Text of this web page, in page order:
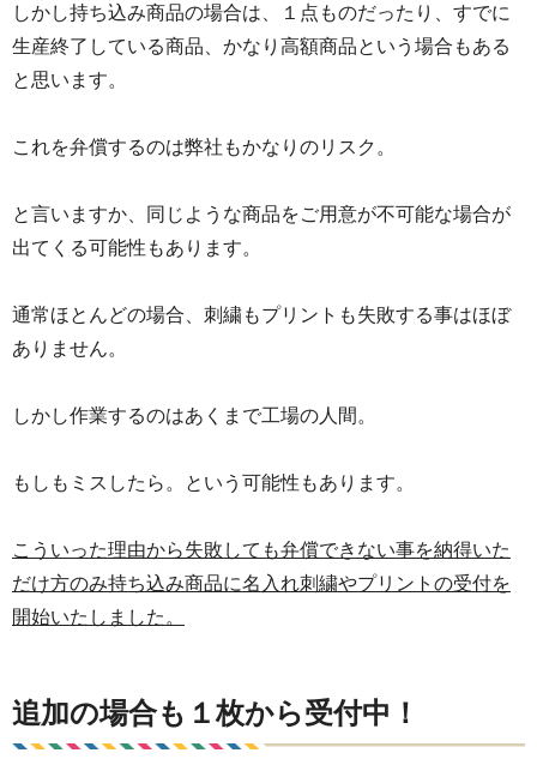
しかし持ち込み商品の場合は、１点ものだったり、すでに
生産終了している商品、かなり高額商品という場合もある
と思います。
これを弁償するのは弊社もかなりのリスク。
と言いますか、同じような商品をご用意が不可能な場合が
出てくる可能性もあります。
通常ほとんどの場合、刺繍もプリントも失敗する事はほぼ
ありません。
しかし作業するのはあくまで工場の人間。
もしもミスしたら。という可能性もあります。
こういった理由から失敗しても弁償できない事を納得いた
だけ方のみ持ち込み商品に名入れ刺繍やプリントの受付を
開始いたしました。
追加の場合も１枚から受付中！